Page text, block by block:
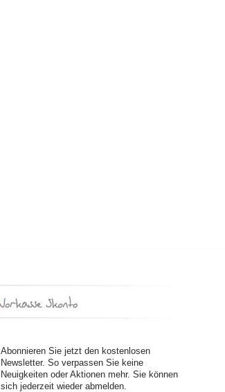
Abonnieren Sie jetzt den kostenlosen
Newsletter. So verpassen Sie keine
Neuigkeiten oder Aktionen mehr. Sie können
sich jederzeit wieder abmelden.